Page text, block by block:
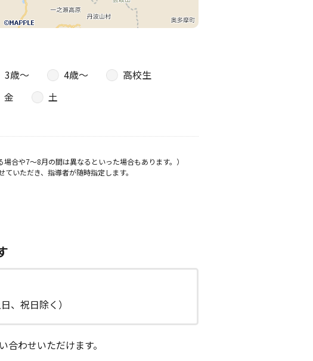
3歳〜 4歳〜
高校生
金
土
合や7～8月の間は異なるといった場合もあります。）
いただき、指導者が随時指定します。
、祝日除く）
わせいただけます。